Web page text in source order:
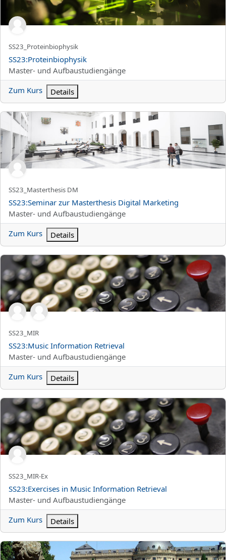
Kurzer Kursname
SS23_Proteinbiophysik
Kursname
SS23:Proteinbiophysik
Kursbereich
Master- und Aufbaustudiengänge
Zum Kurs
Details
SS23:Seminar zur Masterthesis Digital Marketing
Kurzer Kursname
SS23_Masterthesis DM
Kursname
SS23:Seminar zur Masterthesis Digital Marketing
Kursbereich
Master- und Aufbaustudiengänge
Zum Kurs
Details
SS23:Music Information Retrieval
Kurzer Kursname
SS23_MIR
Kursname
SS23:Music Information Retrieval
Kursbereich
Master- und Aufbaustudiengänge
Zum Kurs
Details
SS23:Exercises in Music Information Retrieval
Kurzer Kursname
SS23_MIR-Ex
Kursname
SS23:Exercises in Music Information Retrieval
Kursbereich
Master- und Aufbaustudiengänge
Zum Kurs
Details
SS23:`Bildung, Entwicklung &amp; lebenslanges Lernen`